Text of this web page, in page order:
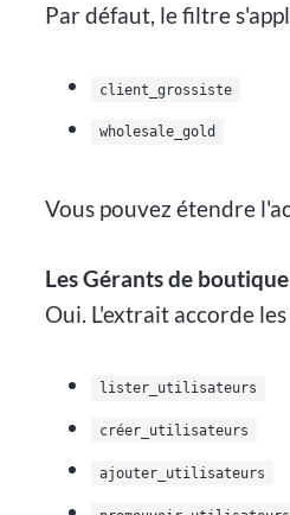
Par défaut, le filtre
client_grossiste
wholesale_gold
Vous pouvez étendre
Les Gérants de
Oui. L'extrait accorde
lister_utilisateurs
créer_utilisateurs
ajouter_utilisateurs